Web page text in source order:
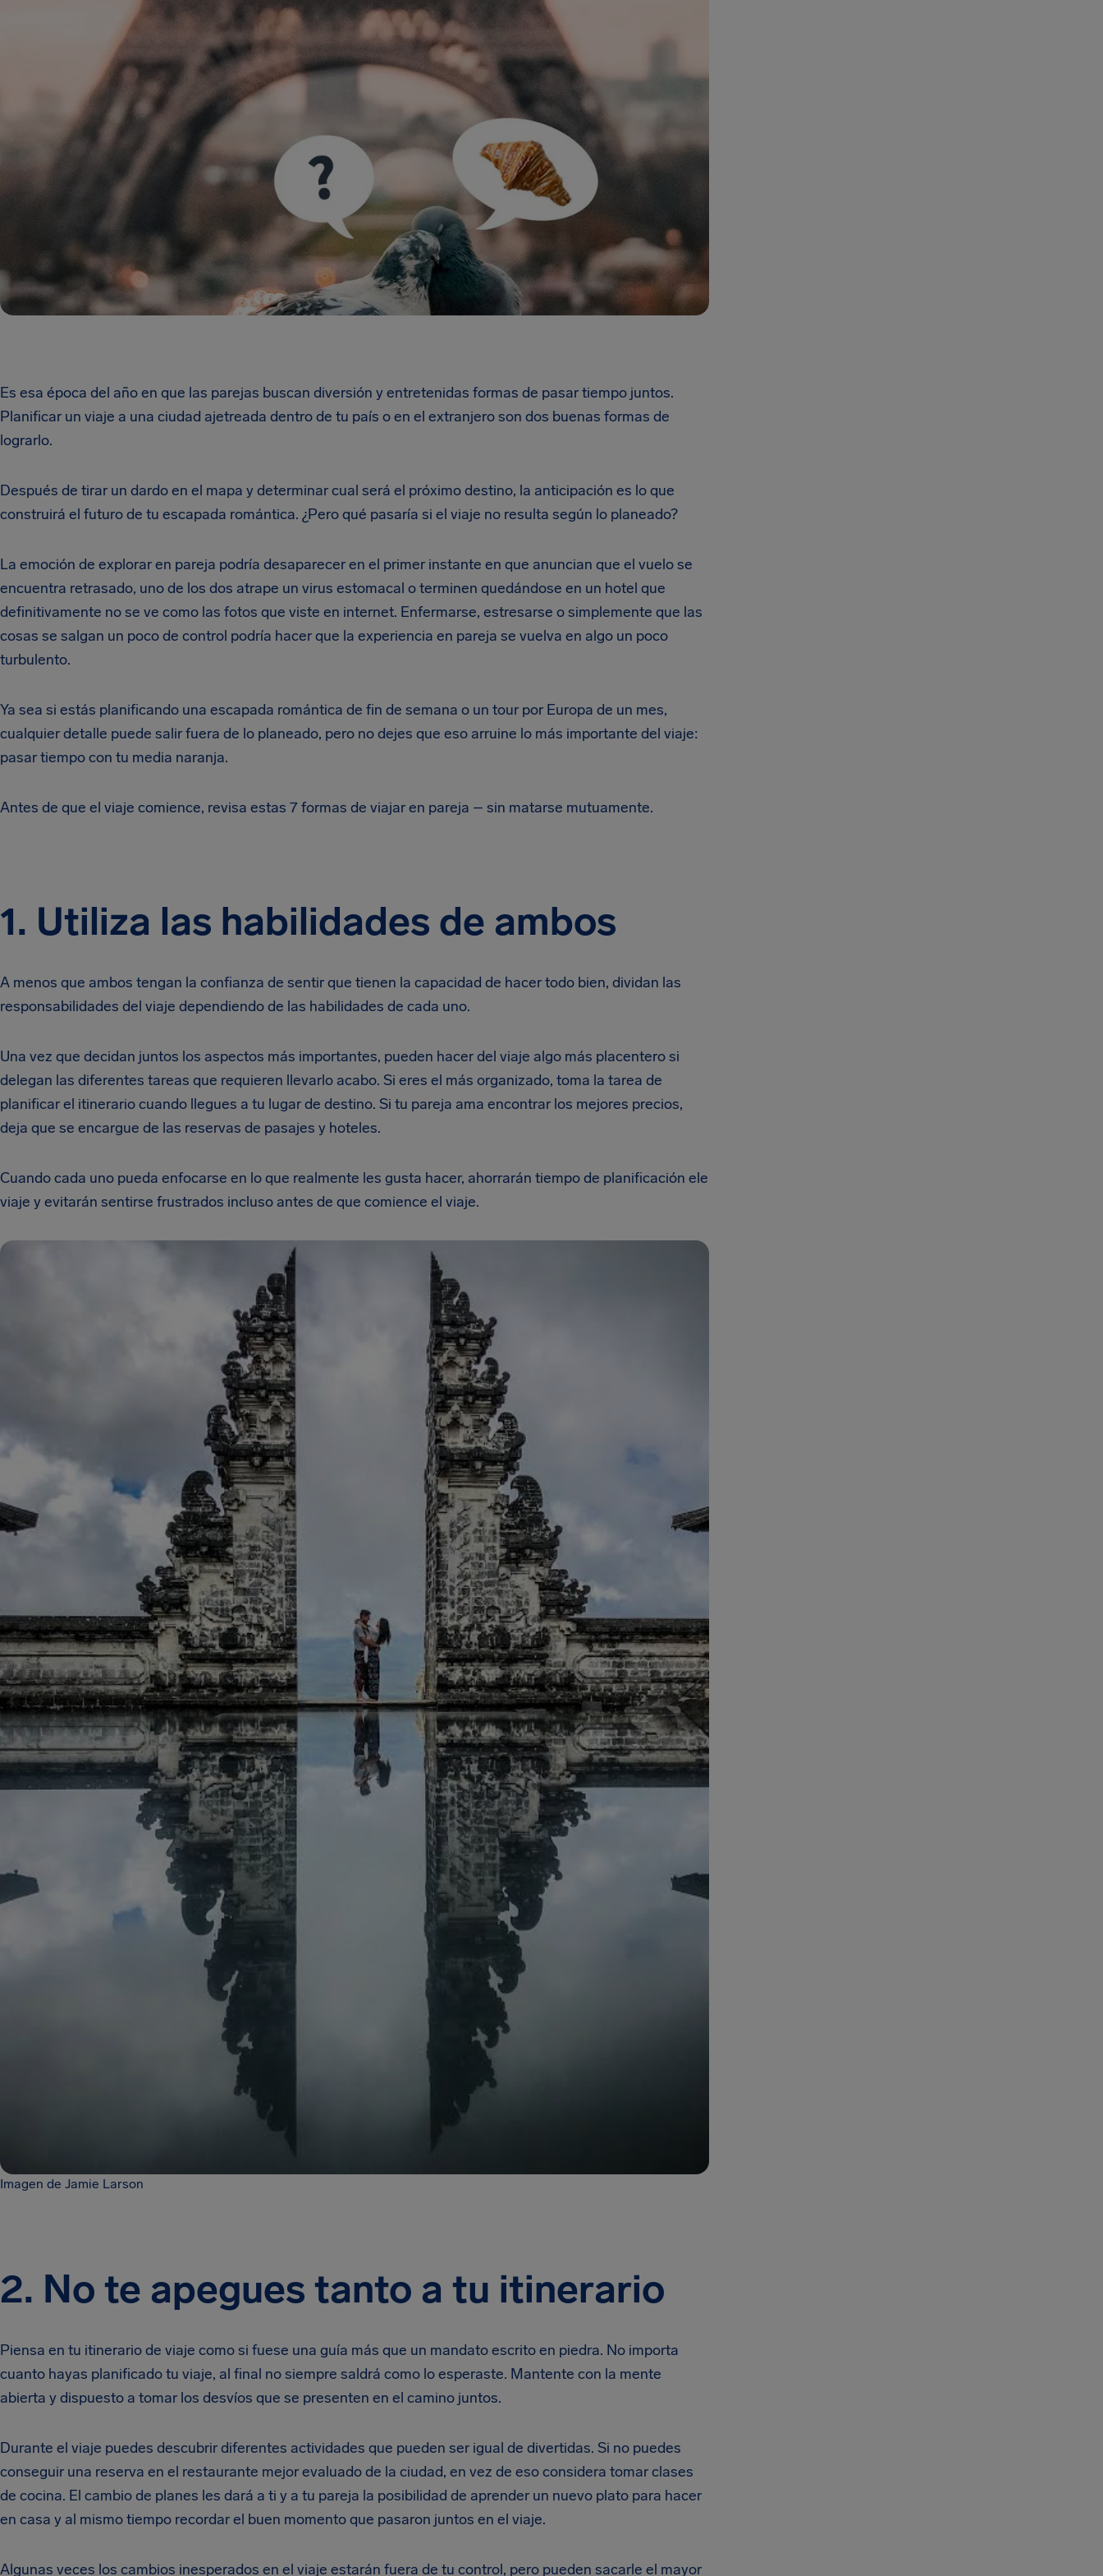
Es esa época del año en que las parejas buscan diversión y entretenidas formas de pasar tiempo juntos.
Planificar un viaje a una ciudad ajetreada dentro de tu país o en el extranjero son dos buenas formas de
lograrlo.
Después de tirar un dardo en el mapa y determinar cual será el próximo destino, la anticipación es lo que
construirá el futuro de tu escapada romántica. ¿Pero qué pasaría si el viaje no resulta según lo planeado?
La emoción de explorar en pareja podría desaparecer en el primer instante en que anuncian que el vuelo se
encuentra retrasado, uno de los dos atrape un virus estomacal o terminen quedándose en un hotel que
definitivamente no se ve como las fotos que viste en internet. Enfermarse, estresarse o simplemente que las
cosas se salgan un poco de control podría hacer que la experiencia en pareja se vuelva en algo un poco
turbulento.
Ya sea si estás planificando una escapada romántica de fin de semana o un tour por Europa de un mes,
cualquier detalle puede salir fuera de lo planeado, pero no dejes que eso arruine lo más importante del viaje:
pasar tiempo con tu media naranja.
Antes de que el viaje comience, revisa estas 7 formas de viajar en pareja – sin matarse mutuamente.
1. Utiliza las habilidades de ambos
A menos que ambos tengan la confianza de sentir que tienen la capacidad de hacer todo bien, dividan las
responsabilidades del viaje dependiendo de las habilidades de cada uno.
Una vez que decidan juntos los aspectos más importantes, pueden hacer del viaje algo más placentero si
delegan las diferentes tareas que requieren llevarlo acabo. Si eres el más organizado, toma la tarea de
planificar el itinerario cuando llegues a tu lugar de destino. Si tu pareja ama encontrar los mejores precios,
deja que se encargue de las reservas de pasajes y hoteles.
Cuando cada uno pueda enfocarse en lo que realmente les gusta hacer, ahorrarán tiempo de planificación ele
viaje y evitarán sentirse frustrados incluso antes de que comience el viaje.
Imagen de Jamie Larson
2. No te apegues tanto a tu itinerario
Piensa en tu itinerario de viaje como si fuese una guía más que un mandato escrito en piedra. No importa
cuanto hayas planificado tu viaje, al final no siempre saldrá como lo esperaste. Mantente con la mente
abierta y dispuesto a tomar los desvíos que se presenten en el camino juntos.
Durante el viaje puedes descubrir diferentes actividades que pueden ser igual de divertidas. Si no puedes
conseguir una reserva en el restaurante mejor evaluado de la ciudad, en vez de eso considera tomar clases
de cocina. El cambio de planes les dará a ti y a tu pareja la posibilidad de aprender un nuevo plato para hacer
en casa y al mismo tiempo recordar el buen momento que pasaron juntos en el viaje.
Algunas veces los cambios inesperados en el viaje estarán fuera de tu control, pero pueden sacarle el mayor